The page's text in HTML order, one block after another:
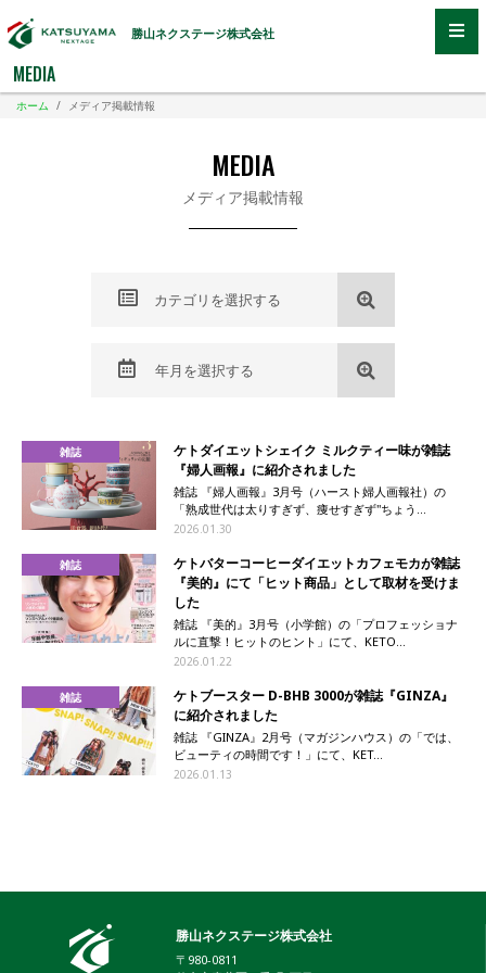
勝山ネクステージ株式会社
MEDIA
ホーム / メディア掲載情報
MEDIA
メディア掲載情報
カテゴリを選択する
年月を選択する
雑誌
ケトダイエットシェイク ミルクティー味が雑誌
『婦人画報』に紹介されました
雑誌 『婦人画報』3月号（ハースト婦人画報社）の
「熟成世代は太りすぎず、痩せすぎず"ちょう...
2026.01.30
雑誌
ケトバターコーヒーダイエットカフェモカが雑誌
『美的』にて「ヒット商品」として取材を受けま
した
雑誌 『美的』3月号（小学館）の「プロフェッショナ
ルに直撃！ヒットのヒント」にて、KETO...
2026.01.22
雑誌
ケトブースター D-BHB 3000が雑誌『GINZA』
に紹介されました
雑誌 『GINZA』2月号（マガジンハウス）の「では、
ビューティの時間です！」にて、KET...
2026.01.13
勝山ネクステージ株式会社
〒980-0811